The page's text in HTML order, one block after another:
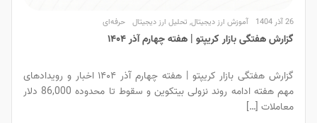
26 آذر 1404 آموزش ارز دیجیتال, تحلیل ارز دیجیتال حرفه‌ای
گزارش هفتگی بازار کریپتو | هفته چهارم آذر ۱۴۰۴
گزارش هفتگی بازار کریپتو | هفته چهارم آذر ۱۴۰۴ اخبار و رویدادهای
مهم هفته ادامه روند نزولی بیتکوین و سقوط تا محدوده 86,000 دلار
معاملات […]